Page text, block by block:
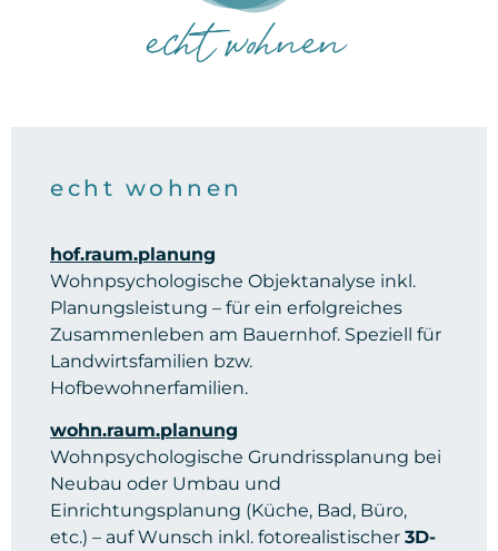
echt wohnen
hof.raum.planung
Wohnpsychologische Objektanalyse inkl.
Planungsleistung – für ein erfolgreiches
Zusammenleben am Bauernhof. Speziell für
Landwirtsfamilien bzw.
Hofbewohnerfamilien.
wohn.raum.planung
Wohnpsychologische Grundrissplanung bei
Neubau oder Umbau und
Einrichtungsplanung (Küche, Bad, Büro,
etc.) – auf Wunsch inkl. fotorealistischer 3D-